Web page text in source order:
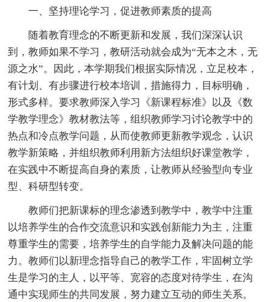
一、坚持理论学习，促进教师素质的提高
随着教育理念的不断更新和发展，我们深深认识
到，教师如果不学习，教研活动就会成为“无本之木，无
源之水”。因此，本学期我们根据实际情况，立足校本，
有计划、有步骤进行校本培训，措施得力，目标明确，
形式多样。要求教师深入学习《新课程标准》以及《数
学教学理念》教材教法等，组织教师学习讨论教学中的
热点和冷点教学问题，从而使教师更新教学观念，认识
教学新策略，并组织教师利用新方法组织好课堂教学，
在实践中不断提高自身的素质，让教师从经验型向专业
型、科研型转变。
教师们把新课标的理念渗透到教学中，教学中注重
以培养学生的合作交流意识和实践创新能力为主，注重
尊重学生的需要，培养学生的自学能力及解决问题的能
力。教师们以新理念指导自己的教学工作，牢固树立学
生是学习的主人，以平等、宽容的态度对待学生，在沟
通中实现师生的共同发展，努力建立互动的师生关系。